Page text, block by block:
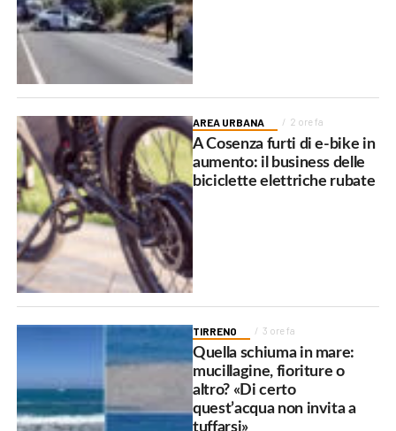
AREA URBANA 2 ore fa
A Cosenza furti di e-bike in
aumento: il business delle
biciclette elettriche rubate
TIRRENO 3 ore fa
Quella schiuma in mare:
mucillagine, fioriture o
altro? «Di certo
quest’acqua non invita a
tuffarsi»